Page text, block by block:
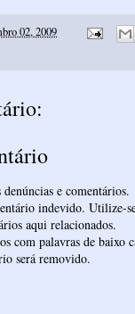
02, 2009
e comentários.
indevido. Utilize-
aqui relacionados.
com palavras de baixo
será removido.